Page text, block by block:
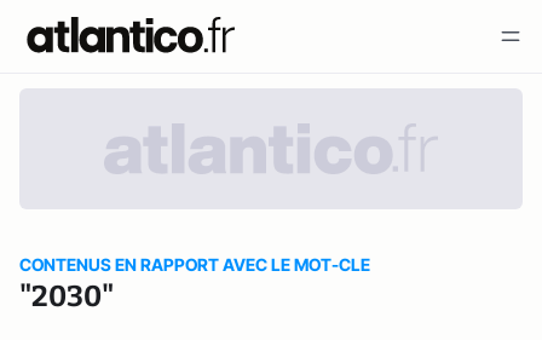
CONTENUS EN RAPPORT AVEC LE MOT-CLE
"2030"